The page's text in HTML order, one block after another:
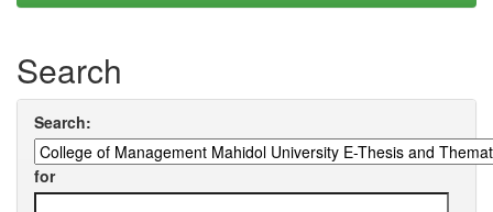
Search
Search:
for